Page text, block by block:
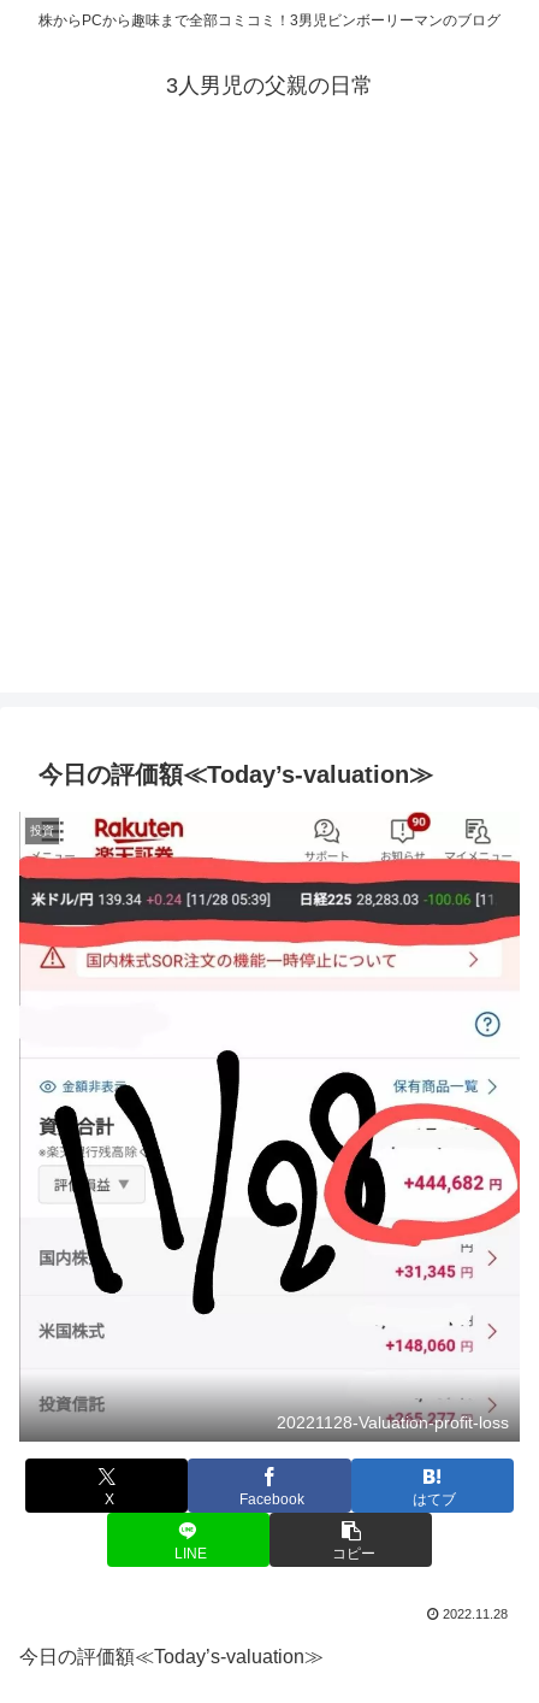
株からPCから趣味まで全部コミコミ！3男児ビンボーリーマンのブログ
3人男児の父親の日常
今日の評価額≪Today’s-valuation≫
投資
20221128-Valuation-profit-loss
X Facebook はてブ
LINE コピー
2022.11.28
今日の評価額≪Today’s-valuation≫